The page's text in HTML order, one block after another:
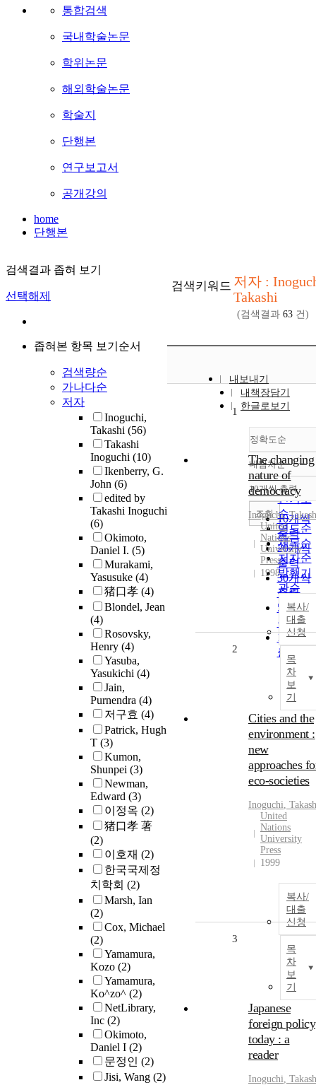
통합검색
국내학술논문
학위논문
해외학술논문
학술지
단행본
연구보고서
공개강의
home
단행본
검색결과 좁혀 보기
선택해제
좁혀본 항목 보기순서
검색량순
가나다순
저자
Inoguchi,
Takashi (56)
Takashi
Inoguchi (10)
Ikenberry, G.
John (6)
edited by
Takashi Inoguchi
(6)
Okimoto,
Daniel I. (5)
Murakami,
Yasusuke (4)
猪口孝 (4)
Blondel, Jean
(4)
Rosovsky,
Henry (4)
Yasuba,
Yasukichi (4)
Jain,
Purnendra (4)
저구효 (4)
Patrick, Hugh
T (3)
Kumon,
Shunpei (3)
Newman,
Edward (3)
이정옥 (2)
猪口孝 著
(2)
이호재 (2)
한국국제정
치학회 (2)
Marsh, Ian
(2)
Cox, Michael
(2)
Yamamura,
Kozo (2)
Yamamura,
Ko^zo^ (2)
NetLibrary,
Inc (2)
Okimoto,
Daniel I (2)
문정인 (2)
Jisi, Wang (2)
검색키워드 저자 :
Takashi
(검색결과 63 건)
내보내기
내책장담기
한글로보기
정확도순
정확도
순
인기도
순
연도순
제목순
저자순
발행기
관순
내림차순
내림차
10개씩 출력
10개씩
출력
20개씩
출력
30개씩
출력
50개씩
출력
100개씩
출력
조회
1
The changing
nature of
democracy
Inoguchi,
United
Nations
University
Press
1998
복사/
대출
신청
목
차
보
기
2
Cities and the
environment :
new
approaches
eco-societies
Inoguchi,
United
Nations
University
Press
1999
복사/
대출
신청
목
차
보
기
3
Japanese
foreign policy
today : a
reader
Inoguchi,